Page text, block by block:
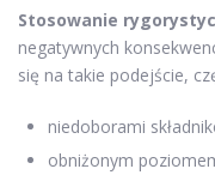
Stosowanie
negatywnych
się na takie podejście,
niedoborami
obniżonym